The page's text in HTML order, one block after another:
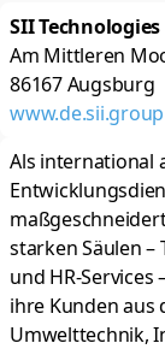
SII Technologies
Am Mittleren
86167Augsburg
www.de.sii.group
Als international
starken Säulen –
und HR-
ihre Kunden aus
Umwelttechnik,